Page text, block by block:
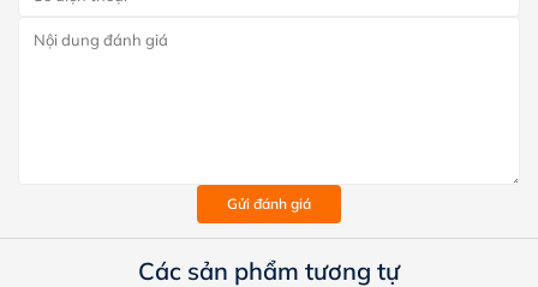
Gửi đánh giá
Các sản phẩm tương tự